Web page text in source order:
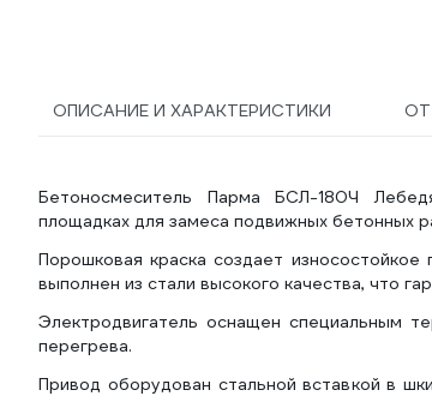
ОПИСАНИЕ И ХАРАКТЕРИСТИКИ
Бетоносмеситель Парма БСЛ-180Ч
площадках для замеса подвижных бетонных
Порошковая краска создает
выполнен из стали высокого качества, что
Электродвигатель оснащен специальным
перегрева.
Привод оборудован стальной вставкой в